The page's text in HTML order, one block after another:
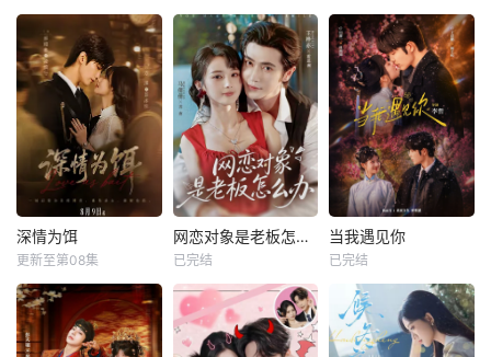
深情为饵
更新至第08集
网恋对象是老板怎么办
已完结
当我遇见你
已完结